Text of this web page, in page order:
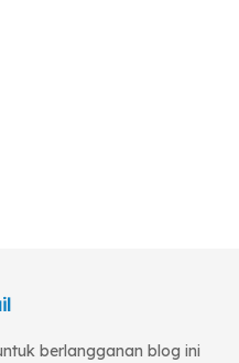
berlangganan blog ini